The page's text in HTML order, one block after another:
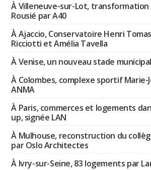
À Villeneuve-sur-Lot, transformation
Rousié par A40
À Ajaccio, Conservatoire Henri
Ricciotti et Amélia Tavella
À Venise, un nouveau stade
À Colombes, complexe sportif Marie-
ANMA
À Paris, commerces et logements
up, signée LAN
À Mulhouse, reconstruction du
par Oslo Architectes
À Ivry-sur-Seine, 83 logements par